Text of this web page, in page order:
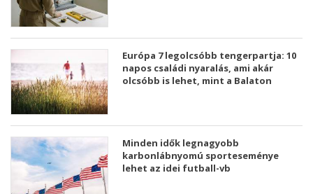
Európa 7 legolcsóbb tengerpartja: 10
napos családi nyaralás, ami akár
olcsóbb is lehet, mint a Balaton
Minden idők legnagyobb
karbonlábnyomú sporteseménye
lehet az idei futball-vb